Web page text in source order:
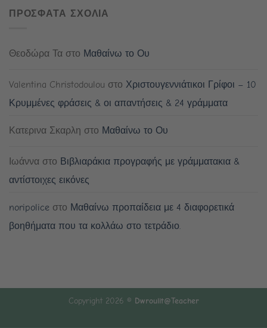
ΠΡΟΣΦΑΤΑ ΣΧΟΛΙΑ
Θεοδώρα Τα στο Μαθαίνω το Ου
Valentina Christodoulou στο Χριστουγεννιάτικοι Γρίφοι – 10
Κρυμμένες φράσεις & οι απαντήσεις & 24 γράμματα
Κατερινα Σκαρλη στο Μαθαίνω το Ου
Ιωάννα στο Βιβλιαράκια προγραφής με γράμματακια &
αντίστοιχες εικόνες
noripolice στο Μαθαίνω προπαίδεια με 4 διαφορετικά
βοηθήματα που τα κολλάω στο τετράδιο.
Copyright 2026 © Dwroulit@Teacher